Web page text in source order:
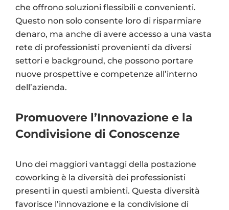
che offrono soluzioni flessibili e convenienti.
Questo non solo consente loro di risparmiare
denaro, ma anche di avere accesso a una vasta
rete di professionisti provenienti da diversi
settori e background, che possono portare
nuove prospettive e competenze all’interno
dell’azienda.
Promuovere l’Innovazione e la
Condivisione di Conoscenze
Uno dei maggiori vantaggi della postazione
coworking è la diversità dei professionisti
presenti in questi ambienti. Questa diversità
favorisce l’innovazione e la condivisione di